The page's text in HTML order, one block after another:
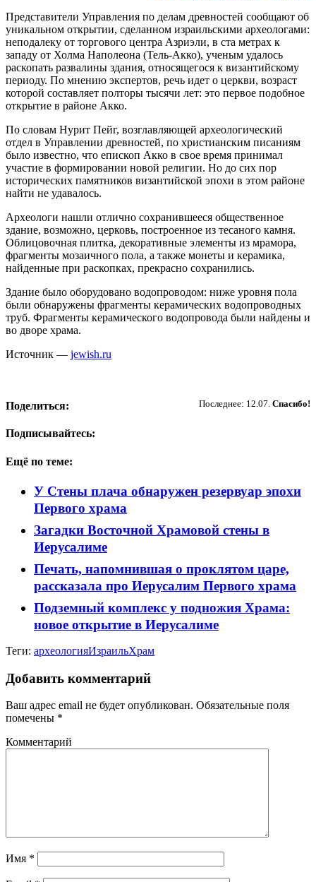
Представители Управления по делам древностей сообщают об
уникальном открытии, сделанном израильскими археологами:
неподалеку от торгового центра Азриэли, в ста метрах к
западу от Холма Наполеона (Тель-Акко), ученым удалось
раскопать развалины здания, относящегося к византийскому
периоду. По мнению экспертов, речь идет о церкви, возраст
которой составляет полторы тысячи лет: это первое подобное
открытие в районе Акко.
По словам Нурит Пейг, возглавляющей археологический
отдел в Управлении древностей, по христианским писаниям
было известно, что епископ Акко в свое время принимал
участие в формировании новой религии. Но до сих пор
исторических памятников византийской эпохи в этом районе
найти не удавалось.
Археологи нашли отлично сохранившееся общественное
здание, возможно, церковь, построенное из тесаного камня.
Облицовочная плитка, декоративные элементы из мрамора,
фрагменты мозаичного пола, а также монеты и керамика,
найденные при раскопках, прекрасно сохранились.
Здание было оборудовано водопроводом: ниже уровня пола
были обнаружены фрагменты керамических водопроводных
труб. Фрагменты керамического водопровода были найдены и
во дворе храма.
Источник — jewish.ru
Последнее: 12.07. Спасибо!
Поделиться:
Подписывайтесь:
Ещё по теме:
У Стены плача обнаружен резервуар эпохи
Первого храма
Загадки Восточной Храмовой стены в
Иерусалиме
Печать, напомнившая о проклятом царе,
рассказала про Иерусалим Первого храма
Подземный комплекс у подножия Храма:
новое открытие в Иерусалиме
Теги: археологияИзраильХрам
Добавить комментарий
Ваш адрес email не будет опубликован. Обязательные поля
помечены *
Комментарий
Имя *